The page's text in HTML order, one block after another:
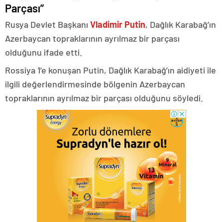
Parçası”
Rusya Devlet Başkanı Vladimir Putin, Dağlık Karabağ’ın
Azerbaycan topraklarının ayrılmaz bir parçası
olduğunu ifade etti.
Rossiya 1’e konuşan Putin, Dağlık Karabağ’ın aidiyeti ile
ilgili değerlendirmesinde bölgenin Azerbaycan
topraklarının ayrılmaz bir parçası olduğunu söyledi.